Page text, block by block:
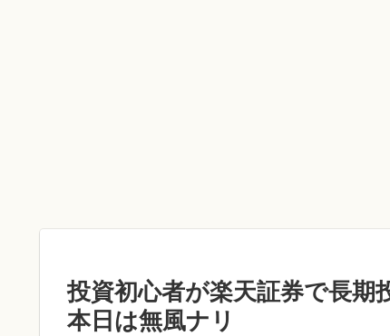
投資初心者が楽天証券で長期
本日は無風ナリ